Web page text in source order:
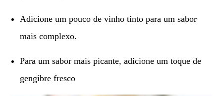
Adicione um pouco de vinho tinto para um sabor
mais complexo.
Para um sabor mais picante, adicione um toque de
gengibre fresco